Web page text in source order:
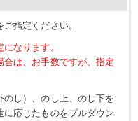
指定ください。
なります。
は、お手数ですが、指定
のし）、のし上、のし下を
に応じたものをプルダウン